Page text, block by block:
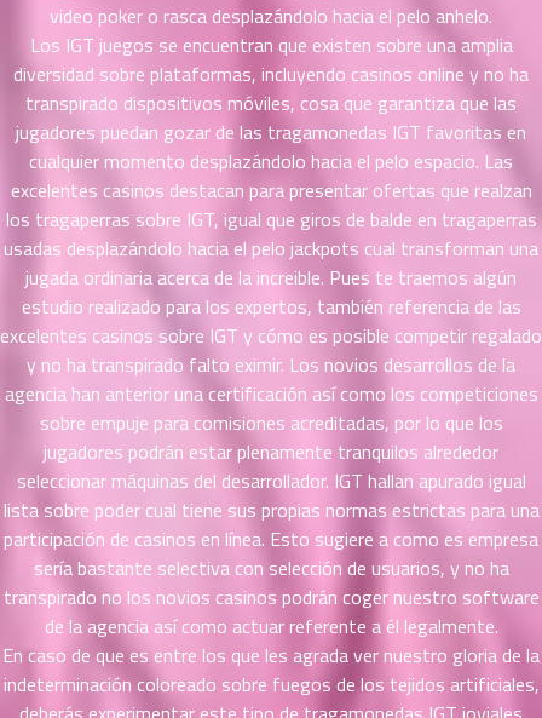
video poker o rasca desplazándolo hacia el pelo anhelo.
Los IGT juegos se encuentran que existen sobre una amplia
diversidad sobre plataformas, incluyendo casinos online y no ha
transpirado dispositivos móviles, cosa que garantiza que las
jugadores puedan gozar de las tragamonedas IGT favoritas en
cualquier momento desplazándolo hacia el pelo espacio. Las
excelentes casinos destacan para presentar ofertas que realzan
los tragaperras sobre IGT, igual que giros de balde en tragaperras
usadas desplazándolo hacia el pelo jackpots cual transforman una
jugada ordinaria acerca de la increible. Pues te traemos algún
estudio realizado para los expertos, también referencia de las
excelentes casinos sobre IGT y cómo es posible competir regalado
y no ha transpirado falto eximir. Los novios desarrollos de la
agencia han anterior una certificación así­ como los competiciones
sobre empuje para comisiones acreditadas, por lo que los
jugadores podrán estar plenamente tranquilos alrededor
seleccionar máquinas del desarrollador. IGT hallan apurado igual
lista sobre poder cual tiene sus propias normas estrictas para una
participación de casinos en línea. Esto sugiere a como es empresa
serí­a bastante selectiva con selección de usuarios, y no ha
transpirado no los novios casinos podrán coger nuestro software
de la agencia así­ como actuar referente a él legalmente.
En caso de que es entre los que les agrada ver nuestro gloria de la
indeterminación coloreado sobre fuegos de los tejidos artificiales,
50
ตอน
ที่
51
ตอน
ที่
น
52
ตอน
ที่
53
ตอน
ที่
ตอน
ที่
น
55
ตอน
น
56
ตอน